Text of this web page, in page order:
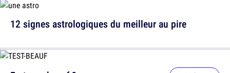
12 signes astrologiques du meilleur au pire